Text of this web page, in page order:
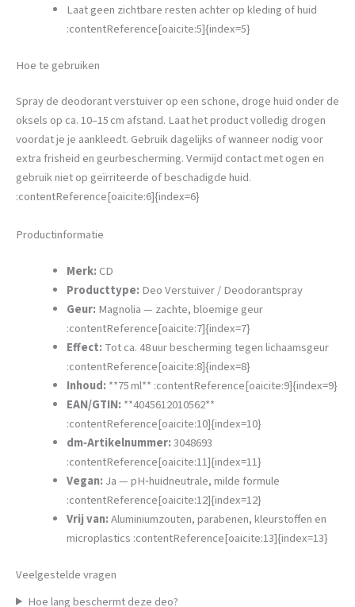
Laat geen zichtbare resten achter op kleding of huid
:contentReference[oaicite:5]{index=5}
Hoe te gebruiken
Spray de deodorant verstuiver op een schone, droge huid onder de
oksels op ca. 10–15 cm afstand. Laat het product volledig drogen
voordat je je aankleedt. Gebruik dagelijks of wanneer nodig voor
extra frisheid en geurbescherming. Vermijd contact met ogen en
gebruik niet op geïrriteerde of beschadigde huid.
:contentReference[oaicite:6]{index=6}
Productinformatie
Merk: CD
Producttype: Deo Verstuiver / Deodorantspray
Geur: Magnolia — zachte, bloemige geur
:contentReference[oaicite:7]{index=7}
Effect: Tot ca. 48 uur bescherming tegen lichaamsgeur
:contentReference[oaicite:8]{index=8}
Inhoud: **75 ml** :contentReference[oaicite:9]{index=9}
EAN/GTIN: **4045612010562**
:contentReference[oaicite:10]{index=10}
dm‑Artikelnummer:3048693
:contentReference[oaicite:11]{index=11}
Vegan: Ja — pH‑huidneutrale, milde formule
:contentReference[oaicite:12]{index=12}
Vrij van:Aluminiumzouten, parabenen, kleurstoffen en
microplastics :contentReference[oaicite:13]{index=13}
Veelgestelde vragen
Hoe lang beschermt deze deo?